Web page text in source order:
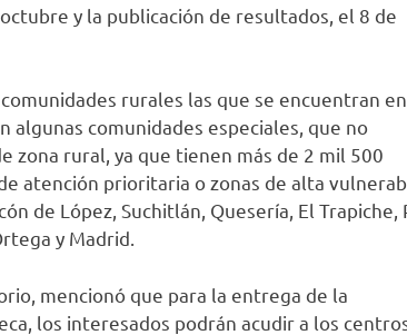
y la publicación de resultados, el 8 de
rurales las que se encuentran
algunas comunidades especiales, que no
zona rural, ya que tienen más de 2 mil 500
atención prioritaria o zonas de alta
de López, Suchitlán, Quesería, El Trapiche,
y Madrid.
mencionó que para la entrega de la
los interesados podrán acudir a los